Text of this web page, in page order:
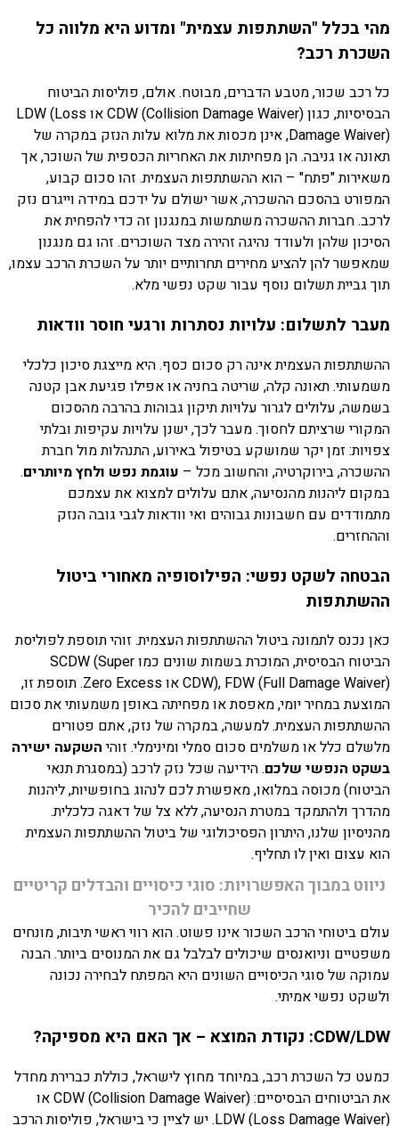
מהי בכלל "השתתפות עצמית" ומדוע היא מלווה כל
השכרת רכב?
כל רכב שכור, מטבע הדברים, מבוטח. אולם, פוליסות הביטוח
הבסיסיות, כגון CDW (Collision Damage Waiver) או LDW (Loss
Damage Waiver), אינן מכסות את מלוא עלות הנזק במקרה של
תאונה או גניבה. הן מפחיתות את האחריות הכספית של השוכר, אך
משאירות "פתח" – הוא ההשתתפות העצמית. זהו סכום קבוע,
המפורט בהסכם ההשכרה, אשר ישולם על ידכם במידה וייגרם נזק
לרכב. חברות ההשכרה משתמשות במנגנון זה כדי להפחית את
הסיכון שלהן ולעודד נהיגה זהירה מצד השוכרים. זהו גם מנגנון
שמאפשר להן להציע מחירים תחרותיים יותר על השכרת הרכב עצמו,
תוך גביית תשלום נוסף עבור שקט נפשי מלא.
מעבר לתשלום: עלויות נסתרות ורגעי חוסר וודאות
ההשתתפות העצמית אינה רק סכום כסף. היא מייצגת סיכון כלכלי
משמעותי. תאונה קלה, שריטה בחניה או אפילו פגיעת אבן קטנה
בשמשה, עלולים לגרור עלויות תיקון גבוהות בהרבה מהסכום
המקורי שרציתם לחסוך. מעבר לכך, ישנן עלויות עקיפות ובלתי
צפויות: זמן יקר שמושקע בטיפול באירוע, התנהלות מול חברת
ההשכרה, בירוקרטיה, והחשוב מכל – עוגמת נפש ולחץ מיותרים.
במקום ליהנות מהנסיעה, אתם עלולים למצוא את עצמכם
מתמודדים עם חשבונות גבוהים ואי וודאות לגבי גובה הנזק
וההחזרים.
הבטחה לשקט נפשי: הפילוסופיה מאחורי ביטול
ההשתתפות
כאן נכנס לתמונה ביטול ההשתתפות העצמית. זוהי תוספת לפוליסת
הביטוח הבסיסית, המוכרת בשמות שונים כמו SCDW (Super
CDW), FDW (Full Damage Waiver) או Zero Excess. תוספת זו,
המוצעת במחיר יומי, מאפסת או מפחיתה באופן משמעותי את סכום
ההשתתפות העצמית. למעשה, במקרה של נזק, אתם פטורים
מלשלם כלל או משלמים סכום סמלי ומינימלי. זוהי השקעה ישירה
בשקט הנפשי שלכם. הידיעה שכל נזק לרכב (במסגרת תנאי
הביטוח) מכוסה במלואו, מאפשרת לכם לנהוג בחופשיות, ליהנות
מהדרך ולהתמקד במטרת הנסיעה, ללא צל של דאגה כלכלית.
מהניסיון שלנו, היתרון הפסיכולוגי של ביטול ההשתתפות העצמית
הוא עצום ואין לו תחליף.
ניווט במבוך האפשרויות: סוגי כיסויים והבדלים קריטיים
שחייבים להכיר
עולם ביטוחי הרכב השכור אינו פשוט. הוא רווי ראשי תיבות, מונחים
משפטיים וניואנסים שיכולים לבלבל גם את המנוסים ביותר. הבנה
עמוקה של סוגי הכיסויים השונים היא המפתח לבחירה נכונה
ולשקט נפשי אמיתי.
CDW/LDW: נקודת המוצא – אך האם היא מספיקה?
כמעט כל השכרת רכב, במיוחד מחוץ לישראל, כוללת כברירת מחדל
את הביטוחים הבסיסיים: CDW (Collision Damage Waiver) או
LDW (Loss Damage Waiver). יש לציין כי בישראל, פוליסות הרכב